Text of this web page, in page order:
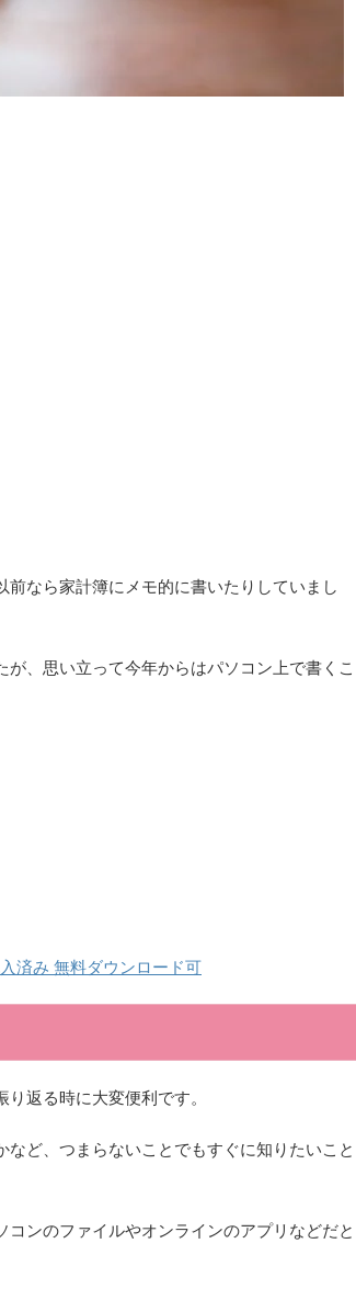
なら家計簿にメモ的に書いたりしていまし
、思い立って今年からはパソコン上で書くこ
済み 無料ダウンロード可
返る時に大変便利です。
ど、つまらないことでもすぐに知りたいこと
ンのファイルやオンラインのアプリなどだと